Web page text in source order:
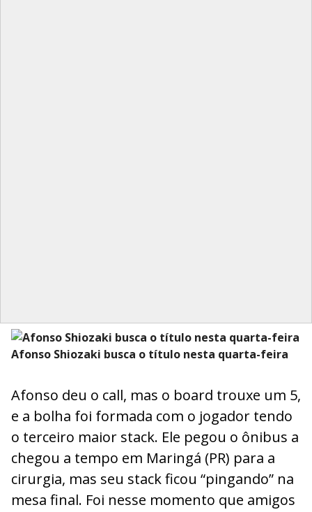
Afonso Shiozaki busca o título nesta quarta-feira
Afonso deu o call, mas o board trouxe um 5,
e a bolha foi formada com o jogador tendo
o terceiro maior stack. Ele pegou o ônibus a
chegou a tempo em Maringá (PR) para a
cirurgia, mas seu stack ficou “pingando” na
mesa final. Foi nesse momento que amigos